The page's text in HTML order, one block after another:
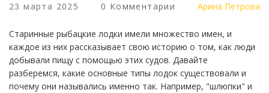
23 марта 2025 0 Комментарии Арина Петрова
Старинные рыбацкие лодки имели множество имен, и
каждое из них рассказывает свою историю о том, как люди
добывали пищу с помощью этих судов. Давайте
разберемся, какие основные типы лодок существовали и
почему они назывались именно так. Например, "шлюпки" и